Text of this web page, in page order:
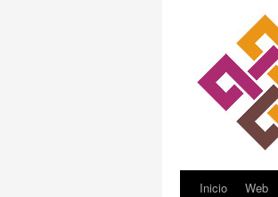
Saltar
Inicio Web